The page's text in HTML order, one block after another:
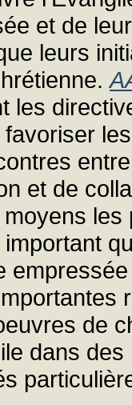
et de
leurs
les
et de
de
dans